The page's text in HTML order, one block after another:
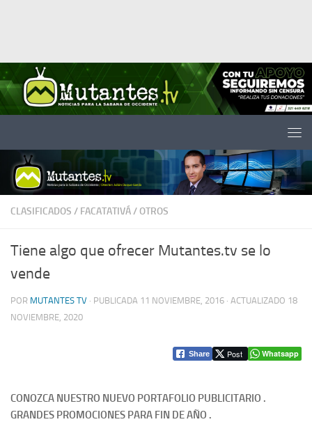
CLASIFICADOS / FACATATIVÁ/OTROS
Tiene algo que ofrecer Mutantes.tv se lo
vende
POR MUTANTES TV · PUBLICADA 11 NOVIEMBRE, 2016 · ACTUALIZADO 18
NOVIEMBRE, 2020
Share Post Whatsapp
CONOZCA NUESTRO NUEVO PORTAFOLIO PUBLICITARIO .
GRANDES PROMOCIONES PARA FIN DE AÑO .